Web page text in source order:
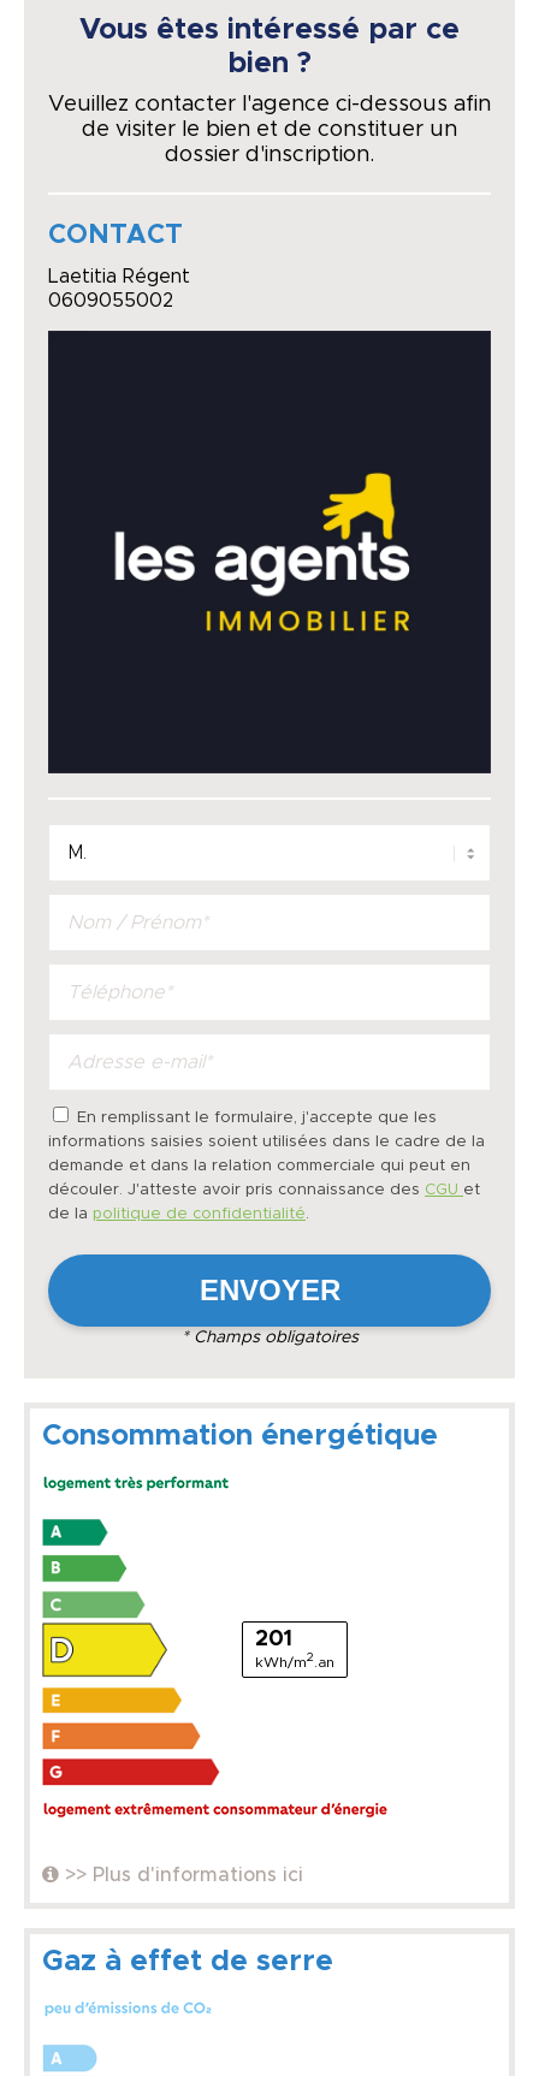
Vous êtes intéressé par ce
bien ?
Veuillez contacter l'agence ci-dessous afin
de visiter le bien et de constituer un
dossier d'inscription.
CONTACT
Laetitia Régent
0609055002
En remplissant le formulaire, j'accepte que les
informations saisies soient utilisées dans le cadre de la
demande et dans la relation commerciale qui peut en
découler. J'atteste avoir pris connaissance des CGU et
de la politique de confidentialité.
* Champs obligatoires
Consommation énergétique
201
kWh/m2 .an
>> Plus d'informations ici
Gaz à effet de serre